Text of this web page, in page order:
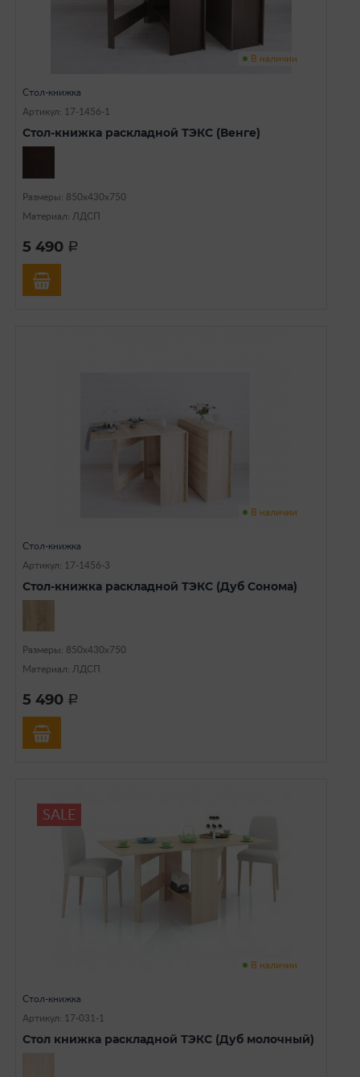
В наличии
Стол-книжка
Артикул: 17-1456-1
Стол-книжка раскладной ТЭКС (Венге)
Размеры: 850х430х750
Материал: ЛДСП
5 490 a
В наличии
Стол-книжка
Артикул: 17-1456-3
Стол-книжка раскладной ТЭКС (Дуб Сонома)
Размеры: 850х430х750
Материал: ЛДСП
5 490 a
SALE
В наличии
Стол-книжка
Артикул: 17-031-1
Стол книжка раскладной ТЭКС (Дуб молочный)